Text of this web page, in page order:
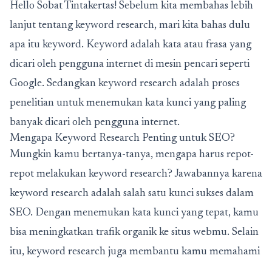
Hello Sobat Tintakertas! Sebelum kita membahas lebih
lanjut tentang keyword research, mari kita bahas dulu
apa itu keyword. Keyword adalah kata atau frasa yang
dicari oleh pengguna internet di mesin pencari seperti
Google. Sedangkan keyword research adalah proses
penelitian untuk menemukan kata kunci yang paling
banyak dicari oleh pengguna internet.
Mengapa Keyword Research Penting untuk SEO?
Mungkin kamu bertanya-tanya, mengapa harus repot-
repot melakukan keyword research? Jawabannya karena
keyword research adalah salah satu kunci sukses dalam
SEO. Dengan menemukan kata kunci yang tepat, kamu
bisa meningkatkan trafik organik ke situs webmu. Selain
itu, keyword research juga membantu kamu memahami